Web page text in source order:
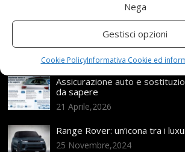
Nega
Gestisci opzioni
Cookie PolicyInformativa Cookie ed
Articoli recenti
Assicurazione auto e
da sapere
21 Aprile,2026
Range Rover: un’icona tra i
25 Novembre,2024